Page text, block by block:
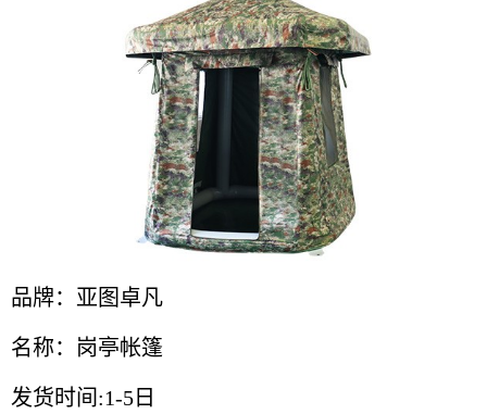
品牌：亚图卓凡
名称：岗亭帐篷
发货时间:1-5日